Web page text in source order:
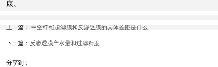
康。
上一篇： 中空纤维超滤膜和反渗透膜的具体差距是什么
下一篇： 反渗透膜产水量和过滤精度
分享到：